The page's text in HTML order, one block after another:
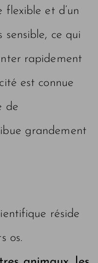
flexible et d’un
sensible, ce qui
rapidement
est connue
de
grandement
réside
os.